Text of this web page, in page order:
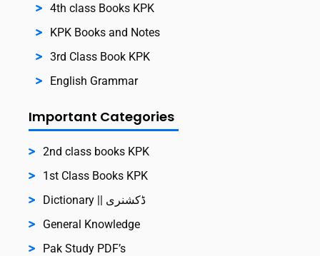
4th class Books KPK
KPK Books and Notes
3rd Class Book KPK
English Grammar
Important Categories
2nd class books KPK
1st Class Books KPK
Dictionary || ڈکشنری
General Knowledge
Pak Study PDF’s